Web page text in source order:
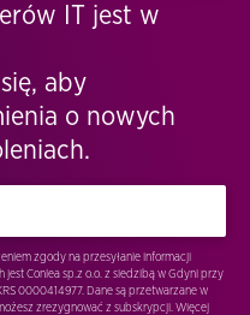
IT jest w
aby
o nowych
zgody na przesyłanie informacji
Conlea sp.z o.o. z siedzibą w Gdyni przy
0000414977. Dane są przetwarzane w
zrezygnować z subskrypcji. Więcej